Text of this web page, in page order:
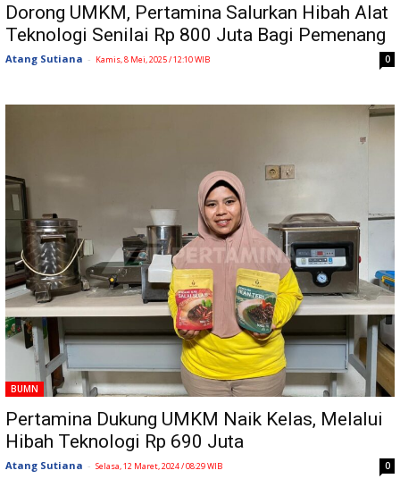
Dorong UMKM, Pertamina Salurkan Hibah Alat
Teknologi Senilai Rp 800 Juta Bagi Pemenang
Atang Sutiana - Kamis, 8 Mei, 2025 / 12:10 WIB 0
BUMN
Pertamina Dukung UMKM Naik Kelas, Melalui
Hibah Teknologi Rp 690 Juta
Atang Sutiana - Selasa, 12 Maret, 2024 / 08:29 WIB 0